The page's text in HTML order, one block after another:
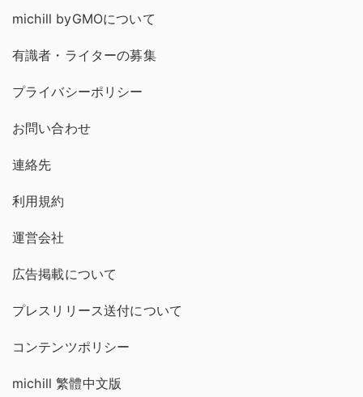
michill byGMOについて
有識者・ライターの募集
プライバシーポリシー
お問い合わせ
連絡先
利用規約
運営会社
広告掲載について
プレスリリース送付について
コンテンツポリシー
michill 繁體中文版